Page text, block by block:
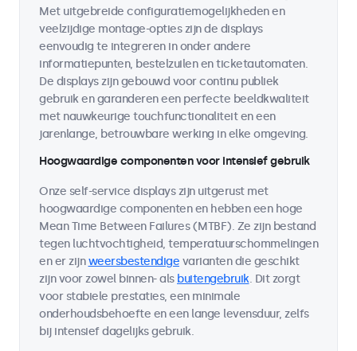
Met uitgebreide configuratiemogelijkheden en
veelzijdige montage-opties zijn de displays
eenvoudig te integreren in onder andere
informatiepunten, bestelzuilen en ticketautomaten.
De displays zijn gebouwd voor continu publiek
gebruik en garanderen een perfecte beeldkwaliteit
met nauwkeurige touchfunctionaliteit en een
jarenlange, betrouwbare werking in elke omgeving.
Hoogwaardige componenten voor intensief gebruik
Onze self-service displays zijn uitgerust met
hoogwaardige componenten en hebben een hoge
Mean Time Between Failures (MTBF). Ze zijn bestand
tegen luchtvochtigheid, temperatuurschommelingen
en er zijnweersbestendige varianten die geschikt
zijn voor zowel binnen- als buitengebruik. Dit zorgt
voor stabiele prestaties, een minimale
onderhoudsbehoefte en een lange levensduur, zelfs
bij intensief dagelijks gebruik.